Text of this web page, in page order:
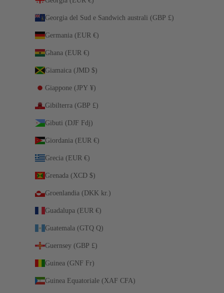
Georgia del Sud e Sandwich australi (GBP £)
Germania (EUR €)
Ghana (EUR €)
Giamaica (JMD $)
Giappone (JPY ¥)
Gibilterra (GBP £)
Gibuti (DJF Fdj)
Giordania (EUR €)
Grecia (EUR €)
Grenada (XCD $)
Groenlandia (DKK kr.)
Guadalupa (EUR €)
Guatemala (GTQ Q)
Guernsey (GBP £)
Guinea (GNF Fr)
Guinea Equatoriale (XAF CFA)